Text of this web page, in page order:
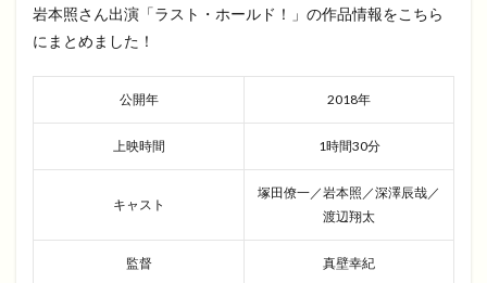
岩本照さん出演「ラスト・ホールド！」の作品情報をこちら
にまとめました！
公開年 2018年
上映時間 1時間30分
キャスト
塚田僚一／岩本照／深澤辰哉／
渡辺翔太
監督 真壁幸紀